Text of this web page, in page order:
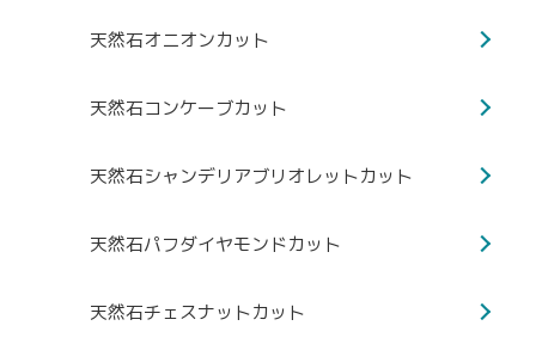
天然石オニオンカット
天然石コンケーブカット
天然石シャンデリアブリオレットカット
天然石パフダイヤモンドカット
天然石チェスナットカット